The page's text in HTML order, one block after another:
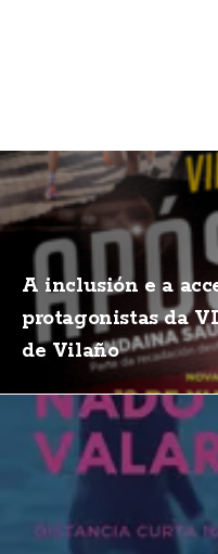
A inclusión e a
protagonistas da
de Vilaño